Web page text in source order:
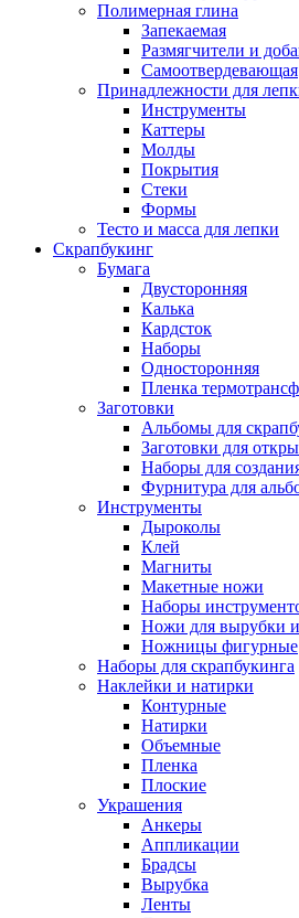
Полимерная глина
Запекаемая
Размягчители и
Самоотвердевающая
Принадлежности для
Инструменты
Каттеры
Молды
Покрытия
Стеки
Формы
Тесто и масса для лепки
Скрапбукинг
Бумага
Двусторонняя
Калька
Кардсток
Наборы
Односторонняя
Пленка
Заготовки
Альбомы для
Заготовки для
Наборы для
Фурнитура для
Инструменты
Дыроколы
Клей
Магниты
Макетные ножи
Наборы
Ножи для вырубки
Ножницы фигурные
Наборы для скрапбукинга
Наклейки и натирки
Контурные
Натирки
Объемные
Пленка
Плоские
Украшения
Анкеры
Аппликации
Брадсы
Вырубка
Ленты